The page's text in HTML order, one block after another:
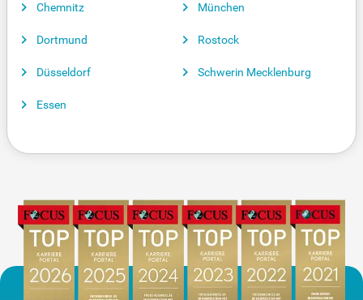
Chemnitz
Dortmund
Düsseldorf
Essen
München
Rostock
Schwerin Mecklenburg